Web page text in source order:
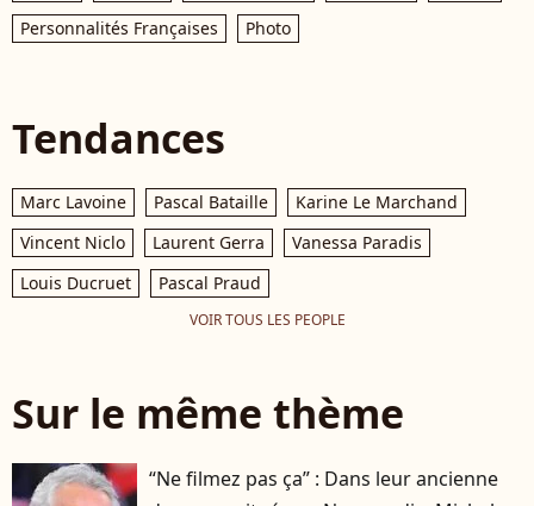
Personnalités Françaises
Photo
Tendances
Marc Lavoine Pascal Bataille
Karine Le Marchand
Vincent Niclo
Laurent Gerra
Vanessa Paradis
Louis Ducruet
Pascal Praud
VOIR TOUS LES PEOPLE
Sur le même thème
“Ne filmez pas ça” : Dans leur ancienne